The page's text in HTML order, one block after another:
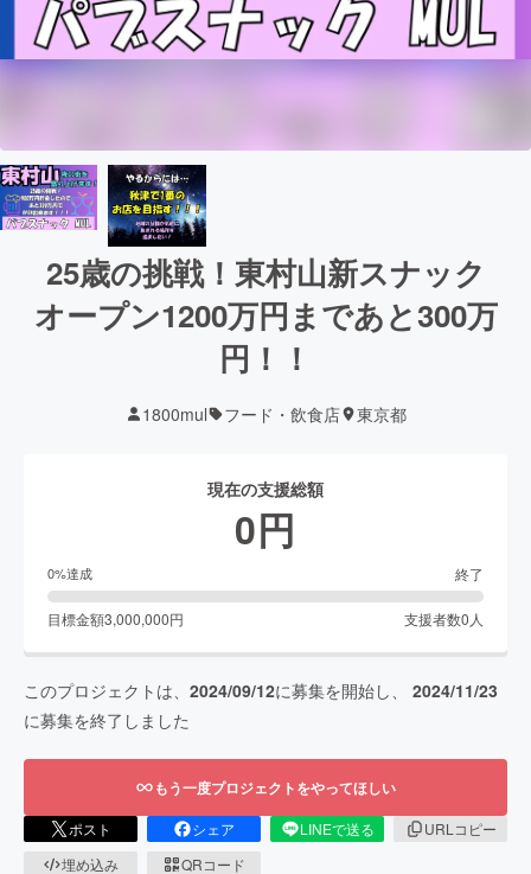
25歳の挑戦！東村山新スナック
オープン1200万円まであと300万
円！！
1800mul フード・飲食店 東京都
現在の支援総額
0円
0%達成 終了
目標金額3,000,000円 支援者数0 人
このプロジェクトは、 2024/09/12に募集を開始し、 2024/11/23
に募集を終了しました
もう一度プロジェクトをやってほしい
ポスト シェア LINEで送る
URLコピー
埋め込み
QRコード